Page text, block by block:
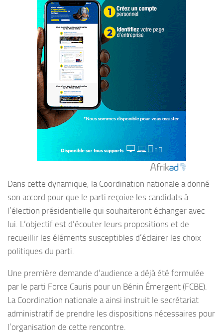
Dans cette dynamique, la Coordination nationale a donné
son accord pour que le parti reçoive les candidats à
l’élection présidentielle qui souhaiteront échanger avec
lui. L’objectif est d’écouter leurs propositions et de
recueillir les éléments susceptibles d’éclairer les choix
politiques du parti.
Une première demande d’audience a déjà été formulée
par le parti Force Cauris pour un Bénin Émergent (FCBE).
La Coordination nationale a ainsi instruit le secrétariat
administratif de prendre les dispositions nécessaires pour
l’organisation de cette rencontre.